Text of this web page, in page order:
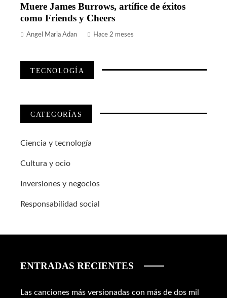
Muere James Burrows, artífice de éxitos
como Friends y Cheers
Angel Maria Adan Hace 2 meses
TECNOLOGÍA
CATEGORÍAS
Ciencia y tecnología
Cultura y ocio
Inversiones y negocios
Responsabilidad social
ENTRADAS RECIENTES
Las canciones más versionadas con más de dos mil